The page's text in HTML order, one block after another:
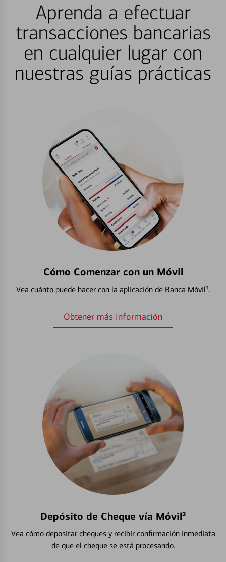
Aprenda a efectuar
transacciones bancarias
en cualquier lugar con
nuestras guías prácticas
Cómo Comenzar con un Móvil
Vea cuánto puede hacer con la aplicación de Banca Móvil¹.
Obtener más información
Depósito de Cheque vía Móvil²
Vea cómo depositar cheques y recibir confirmación inmediata
de que el cheque se está procesando.